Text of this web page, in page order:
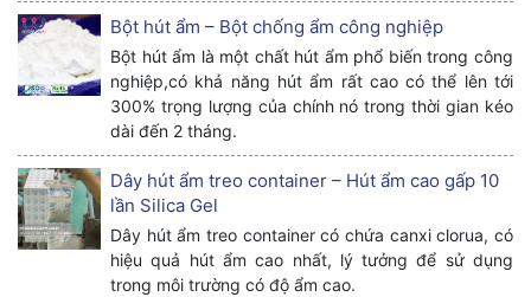
Bột hút ẩm – Bột chống ẩm công nghiệp
Bột hút ẩm là một chất hút ẩm phổ biến trong công
nghiệp,có khả năng hút ẩm rất cao có thể lên tới
300% trọng lượng của chính nó trong thời gian kéo
dài đến 2 tháng.
Dây hút ẩm treo container – Hút ẩm cao gấp 10
lần Silica Gel
Dây hút ẩm treo container có chứa canxi clorua, có
hiệu quả hút ẩm cao nhất, lý tưởng để sử dụng
trong môi trường có độ ẩm cao.